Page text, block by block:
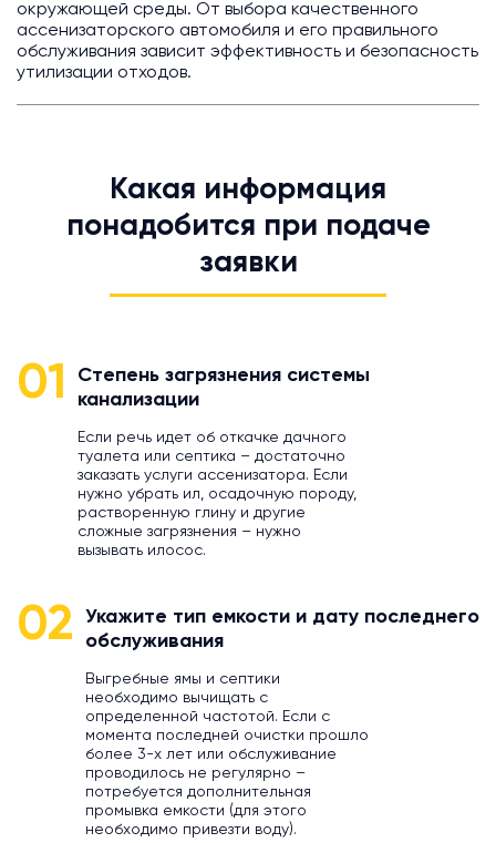
окружающей среды. От выбора качественного
ассенизаторского автомобиля и его правильного
обслуживания зависит эффективность и безопасность
утилизации отходов.
Какая информация
понадобится при подаче
заявки
01
Степень загрязнения системы
канализации
Если речь идет об откачке дачного
туалета или септика – достаточно
заказать услуги ассенизатора. Если
нужно убрать ил, осадочную породу,
растворенную глину и другие
сложные загрязнения – нужно
вызывать илосос.
02
Укажите тип емкости и дату последнего
обслуживания
Выгребные ямы и септики
необходимо вычищать с
определенной частотой. Если с
момента последней очистки прошло
более 3-х лет или обслуживание
проводилось не регулярно –
потребуется дополнительная
промывка емкости (для этого
необходимо привезти воду).